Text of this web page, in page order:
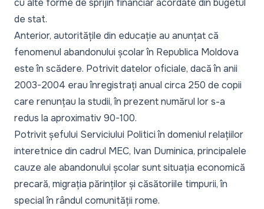
cu alte forme de sprijin financiar acordate din bugetul
de stat.
Anterior, autoritățile din educație au anunțatcă
fenomenul abandonului școlarîn Republica Moldova
este în scădere. Potrivit datelor oficiale, dacă în anii
2003-2004 erau înregistrați anual circa 250 de copii
care renunțau la studii, în prezent numărul lor s-a
redus la aproximativ 90-100.
Potrivit șefului Serviciului Politici în domeniul relațiilor
interetnice din cadrul MEC, Ivan Duminica, principalele
cauze ale abandonului școlar sunt situația economică
precară, migrația părinților și căsătoriile timpurii, în
special în rândul comunității rome.